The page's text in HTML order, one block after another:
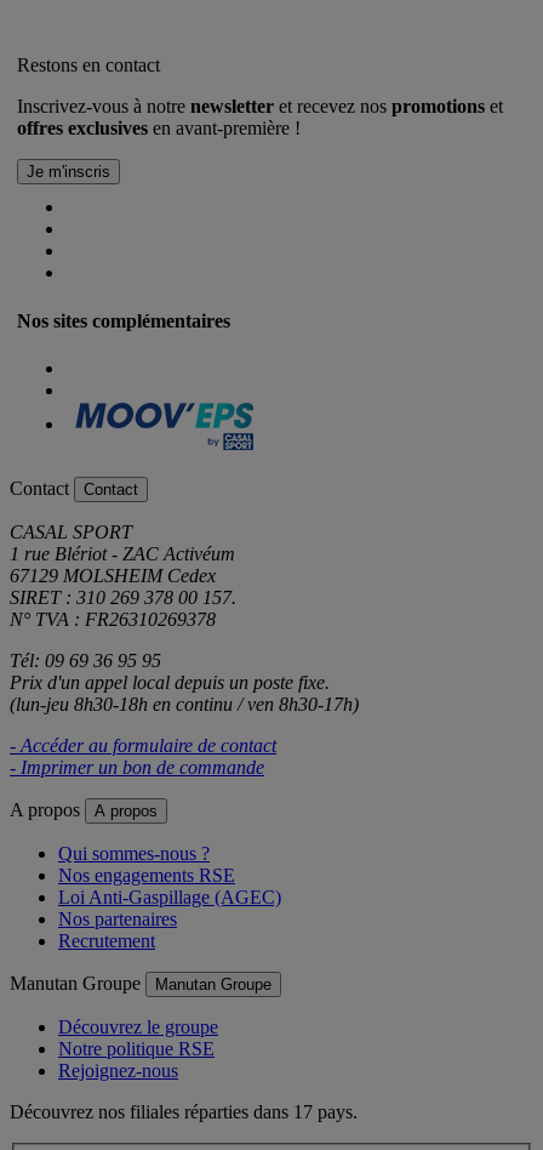
Restons en contact
Inscrivez-vous à notre newsletter et recevez nos promotions et
offres exclusives en avant-première !
Nos sites complémentaires
Contact Contact
CASAL SPORT
1 rue Blériot - ZAC Activéum
67129 MOLSHEIM Cedex
SIRET : 310 269 378 00 157.
N° TVA : FR26310269378
Tél: 09 69 36 95 95
Prix d'un appel local depuis un poste fixe.
(lun-jeu 8h30-18h en continu / ven 8h30-17h)
- Accéder au formulaire de contact
- Imprimer un bon de commande
A propos A propos
Qui sommes-nous ?
Nos engagements RSE
Loi Anti-Gaspillage (AGEC)
Nos partenaires
Recrutement
Manutan Groupe Manutan Groupe
Découvrez le groupe
Notre politique RSE
Rejoignez-nous
Découvrez nos filiales réparties dans 17 pays.